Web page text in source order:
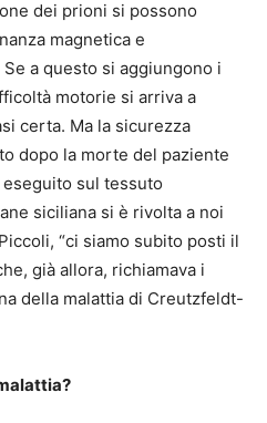
dei prioni si possono
magnetica e
a questo si aggiungono i
motorie si arriva a
certa. Ma la sicurezza
dopo la morte del paziente
eseguito sul tessuto
siciliana si è rivolta a noi
“ci siamo subito posti il
già allora, richiamava i
della malattia di Creutzfeldt-